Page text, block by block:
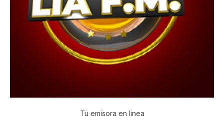
Tu emisora en linea